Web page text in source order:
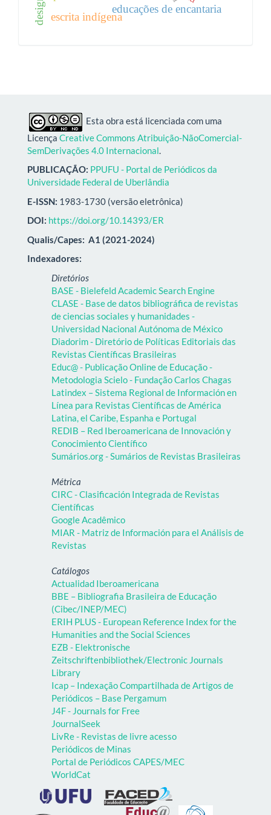
educações de encantaria
escrita indígena
Esta obra está licenciada com uma
Licença Creative Commons Atribuição-NãoComercial-
SemDerivações 4.0 Internacional.
PUBLICAÇÃO: PPUFU - Portal de Periódicos da
Universidade Federal de Uberlândia
E-ISSN: 1983-1730 (versão eletrônica)
DOI: https://doi.org/10.14393/ER
Qualis/Capes: A1 (2021-2024)
Indexadores:
Diretórios
BASE - Bielefeld Academic Search Engine
CLASE - Base de datos bibliográfica de revistas
de ciencias sociales y humanidades -
Universidad Nacional Autónoma de México
Diadorim - Diretório de Políticas Editoriais das
Revistas Científicas Brasileiras
Educ@ - Publicação Online de Educação -
Metodologia Scielo - Fundação Carlos Chagas
Latindex – Sistema Regional de Información en
Línea para Revistas Científicas de América
Latina, el Caribe, Espanha e Portugal
REDIB – Red Iberoamericana de Innovación y
Conocimiento Científico
Sumários.org - Sumários de Revistas Brasileiras
Métrica
CIRC - Clasificación Integrada de Revistas
Científicas
Google Acadêmico
MIAR - Matriz de Información para el Análisis de
Revistas
Catálogos
Actualidad Iberoamericana
BBE – Bibliografia Brasileira de Educação
(Cibec/INEP/MEC)
ERIH PLUS - European Reference Index for the
Humanities and the Social Sciences
EZB - Elektronische
Zeitschriftenbibliothek/Electronic Journals
Library
Icap – Indexação Compartilhada de Artigos de
Periódicos – Base Pergamum
J4F - Journals for Free
JournalSeek
LivRe - Revistas de livre acesso
Periódicos de Minas
Portal de Periódicos CAPES/MEC
WorldCat